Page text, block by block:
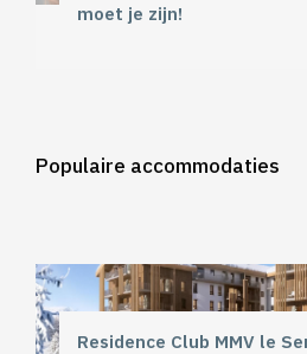
moet je zijn!
Populaire accommodaties
Residence Club MMV le